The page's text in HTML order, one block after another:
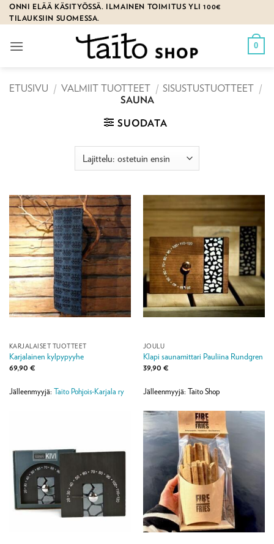
Skip
to
ONNI ELÄÄ KÄSITYÖSSÄ. ILMAINEN TOIMITUS YLI 100€
TILAUKSIIN SUOMESSA.
0
ETUSIVU / VALMIIT TUOTTEET / SISUSTUSTUOTTEET /
SAUNA
SUODATA
KARJALAISET TUOTTEET
Karjalainen kylpypyyhe
69,90 €
Jälleenmyyjä: Taito Pohjois-Karjala ry
JOULU
Klapi saunamittari Pauliina Rundgren
39,90 €
Jälleenmyyjä: Taito Shop